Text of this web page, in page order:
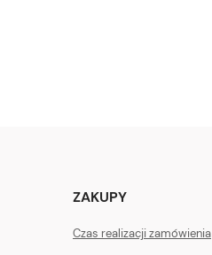
ZAKUPY
Czas realizacji zamówienia